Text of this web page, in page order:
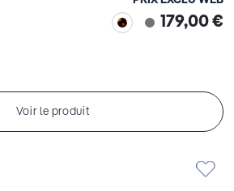
179,00 €
Voir le produit